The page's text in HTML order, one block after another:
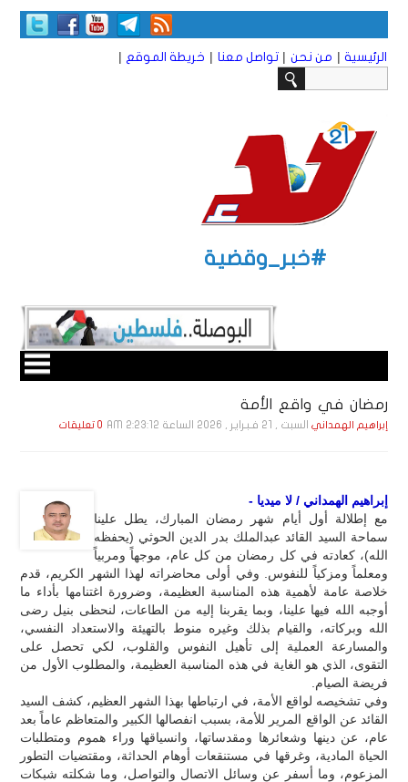
الرئيسية | من نحن | تواصل معنا | خريطة الموقع |
#خبر_وقضية
رمضان في واقع الأمة
إبراهيم الهمداني السبت , 21 فـبـرايـر , 2026 الساعة 2:23:12 AM 0 تعليقات
إبراهيم الهمداني / لا ميديا -
مع إطلالة أول أيام شهر رمضان المبارك، يطل علينا
سماحة السيد القائد عبدالملك بدر الدين الحوثي (يحفظه
الله)، كعادته في كل رمضان من كل عام، موجهاً ومربياً
ومعلماً ومزكياً للنفوس. وفي أولى محاضراته لهذا الشهر الكريم، قدم
خلاصة عامة لأهمية هذه المناسبة العظيمة، وضرورة اغتنامها بأداء ما
أوجبه الله فيها علينا، وبما يقربنا إليه من الطاعات، لنحظى بنيل رضى
الله وبركاته، والقيام بذلك وغيره منوط بالتهيئة والاستعداد النفسي،
والمسارعة العملية إلى تأهيل النفوس والقلوب، لكي تحصل على
التقوى، الذي هو الغاية في هذه المناسبة العظيمة، والمطلوب الأول من
فريضة الصيام.
وفي تشخيصه لواقع الأمة، في ارتباطها بهذا الشهر العظيم، كشف السيد
القائد عن الواقع المرير للأمة، بسبب انفصالها الكبير والمتعاظم عاماً بعد
عام، عن دينها وشعائرها ومقدساتها، وانسياقها وراء هموم ومتطلبات
الحياة المادية، وغرقها في مستنقعات أوهام الحداثة، ومقتضيات التطور
المزعوم، وما أسفر عن وسائل الاتصال والتواصل، وما شكلته شبكات